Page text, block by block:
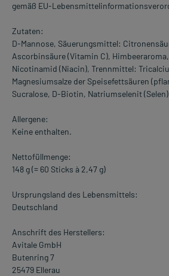
gemäß EU-
Zutaten:
D-Mannose, Säuerungsmittel:
Ascorbinsäure (Vitamin C),
Nicotinamid (Niacin), Trennmittel:
Magnesiumsalze der Speisefettsäuren
Sucralose, D-Biotin, Natriumselenit
Allergene:
Keine enthalten.
Nettofüllmenge:
148 g (= 60 Sticks à 2,47 g)
Ursprungsland des Lebensmittels:
Deutschland
Anschrift des Herstellers:
Avitale GmbH
Butenring 7
25479 Ellerau